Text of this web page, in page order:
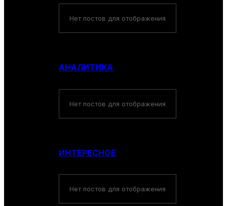
Нет постов для отображения
АНАЛИТИКА
Нет постов для отображения
ИНТЕРЕСНОЕ
Нет постов для отображения